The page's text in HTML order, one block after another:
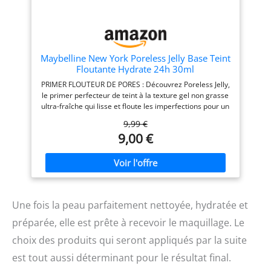
Maybelline New York Poreless Jelly Base Teint
Floutante Hydrate 24h 30ml
PRIMER FLOUTEUR DE PORES : Découvrez Poreless Jelly,
le primer perfecteur de teint à la texture gel non grasse
ultra-fraîche qui lisse et floute les imperfections pour un
PENDANT 24H : Testée sous contrôle dermatologique,
cette base de maquillage floute les pores et lisse le teint
prolonge la tenue du maquillage tout en offrant 24
heures* d'hydratation TECHNOLOGIE EXCLUSIVE
WATER JELLY : Formulé sans silicone, avec 2% de
Jelly qui laisse une sensation de légèreté et de fraîcheur,
Appuyez sur la pompe pour appliquer une quantité
généreuse sur les doigts, Appliquez uniformément sur
tout le visage, Laissez sécher quelques secondes avant
d'appliquer le maquillage, ou portez le primer seul
9,99 €
9,00 €
Une fois la peau parfaitement nettoyée, hydratée et
préparée, elle est prête à recevoir le maquillage. Le
choix des produits qui seront appliqués par la suite
est tout aussi déterminant pour le résultat final.